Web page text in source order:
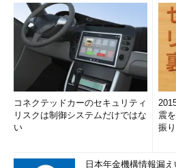
コネクテッドカーのセキュリティ
リスクは制御システムだけではな
い
震
振
日本年金機構情報漏